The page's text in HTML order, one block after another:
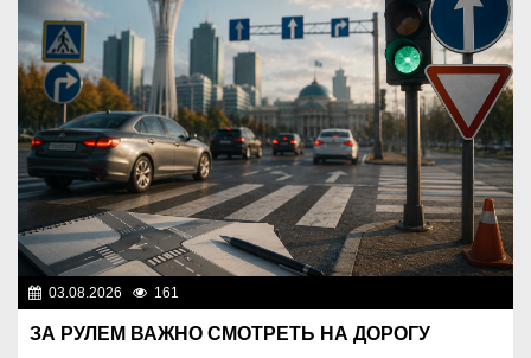
03.08.2026 161
ЗА РУЛЕМ ВАЖНО СМОТРЕТЬ НА ДОРОГУ